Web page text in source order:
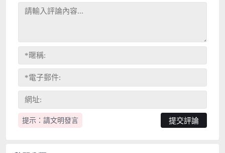
提示：請文明發言